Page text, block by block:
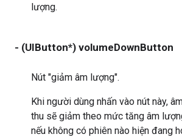
lượng.
- (UIButton*) volumeDownButton
Nút "giảm âm lượng".
Khi người dùng nhấn vào nút này,
thu sẽ giảm theo mức tăng âm
nếu không có phiên nào hiện đang